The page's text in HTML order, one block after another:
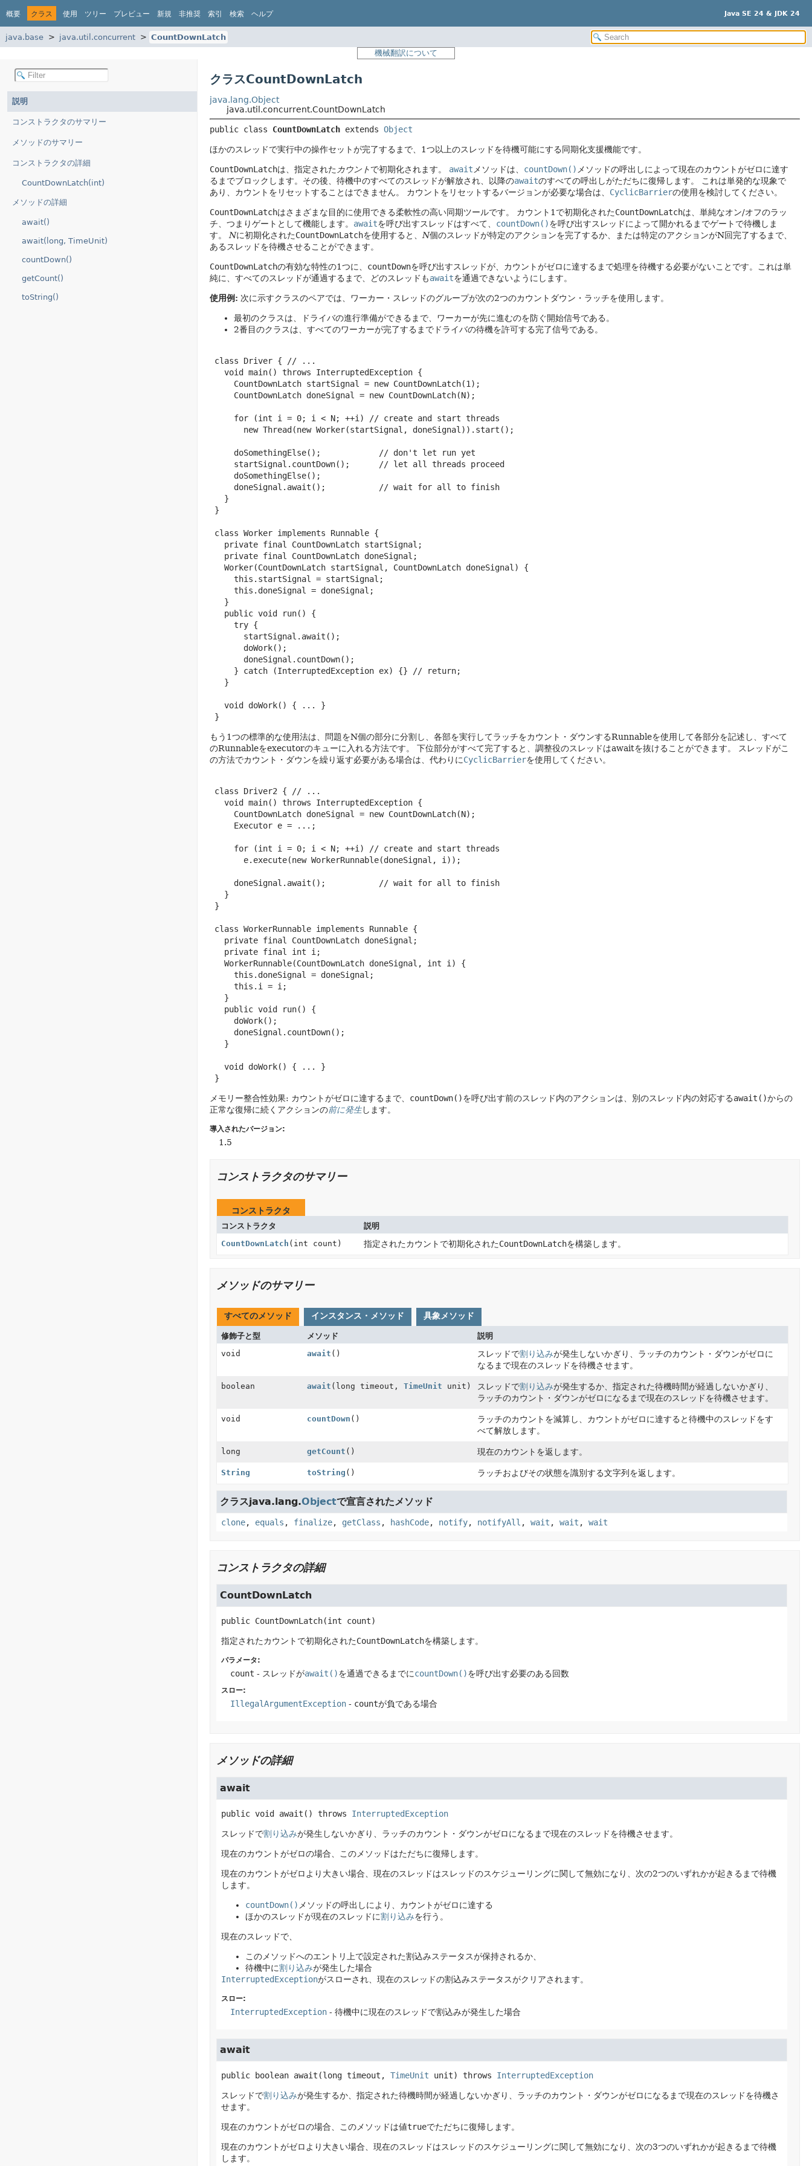
概要 クラス 使用 ツリー プレビュー 新規 非推奨 索引 検索 ヘルプ Java SE 24 & JDK 24
java.base java.util.concurrent
CountDownLatch
機械翻訳について
説明
コンストラクタのサマリー
メソッドのサマリー
コンストラクタの詳細
CountDownLatch(int)
メソッドの詳細
await()
await(long, TimeUnit)
countDown()
getCount()
toString()
クラスCountDownLatch
java.lang.Object
java.util.concurrent.CountDownLatch
public class CountDownLatch extends Object
ほかのスレッドで実行中の操作セットが完了するまで、1つ以上のスレッドを待機可能にする同期化支援機能です。
CountDownLatchは、指定された カウントで初期化されます。 await メソッドは、 countDown() メソッドの呼出しによって現在のカウントがゼロに達す
るまでブロックします。その後、待機中のすべてのスレッドが解放され、以降のawaitのすべての呼出しがただちに復帰します。
これは単発的な現象で
あり、カウントをリセットすることはできません。
カウントをリセットするバージョンが必要な場合は、 CyclicBarrierの使用を検討してください。
CountDownLatchはさまざまな目的に使用できる柔軟性の高い同期ツールです。 カウント1で初期化されたCountDownLatchは、単純なオン/オフのラッ
チ、つまりゲートとして機能します。 awaitを呼び出すスレッドはすべて、 countDown()を呼び出すスレッドによって開かれるまでゲートで待機しま
す。
Nに初期化されたCountDownLatchを使用すると、 N個のスレッドが特定のアクションを完了するか、または特定のアクションがN回完了するまで、
あるスレッドを待機させることができます。
CountDownLatchの有効な特性の1つに、 countDownを呼び出すスレッドが、カウントがゼロに達するまで処理を待機する必要がないことです。これは単
純に、すべてのスレッドが通過するまで、どのスレッドもawaitを通過できないようにします。
使用例: 次に示すクラスのペアでは、ワーカー・スレッドのグループが次の2つのカウントダウン・ラッチを使用します。
最初のクラスは、ドライバの進行準備ができるまで、ワーカーが先に進むのを防ぐ開始信号である。
2番目のクラスは、すべてのワーカーが完了するまでドライバの待機を許可する完了信号である。
class Driver { // ...
   void main() throws InterruptedException {
     CountDownLatch startSignal = new CountDownLatch(1);
     CountDownLatch doneSignal = new CountDownLatch(N);
     for (int i = 0; i < N; ++i) // create and start threads
       new Thread(new Worker(startSignal, doneSignal)).start();
     doSomethingElse();            // don't let run yet
     startSignal.countDown();      // let all threads proceed
     doSomethingElse();
     doneSignal.await();           // wait for all to finish
   }
}
class Worker implements Runnable {
   private final CountDownLatch startSignal;
   private final CountDownLatch doneSignal;
   Worker(CountDownLatch startSignal, CountDownLatch doneSignal) {
     this.startSignal = startSignal;
     this.doneSignal = doneSignal;
   }
   public void run() {
     try {
       startSignal.await();
       doWork();
       doneSignal.countDown();
     } catch (InterruptedException ex) {} // return;
   }
   void doWork() { ... }
}
もう1つの標準的な使用法は、問題をN個の部分に分割し、各部を実行してラッチをカウント・ダウンするRunnableを使用して各部分を記述し、すべて
のRunnableをexecutorのキューに入れる方法です。
下位部分がすべて完了すると、調整役のスレッドはawaitを抜けることができます。
スレッドがこ
の方法でカウント・ダウンを繰り返す必要がある場合は、代わりにCyclicBarrierを使用してください。
class Driver2 { // ...
   void main() throws InterruptedException {
     CountDownLatch doneSignal = new CountDownLatch(N);
     Executor e = ...;
     for (int i = 0; i < N; ++i) // create and start threads
       e.execute(new WorkerRunnable(doneSignal, i));
     doneSignal.await();           // wait for all to finish
   }
}
class WorkerRunnable implements Runnable {
   private final CountDownLatch doneSignal;
   private final int i;
   WorkerRunnable(CountDownLatch doneSignal, int i) {
     this.doneSignal = doneSignal;
     this.i = i;
   }
   public void run() {
     doWork();
     doneSignal.countDown();
   }
   void doWork() { ... }
}
メモリー整合性効果: カウントがゼロに達するまで、 countDown()を呼び出す前のスレッド内のアクションは、別のスレッド内の対応するawait()からの
正常な復帰に続くアクションの前に発生します。
導入されたバージョン:
1.5
コンストラクタのサマリー
コンストラクタ
コンストラクタ
説明
CountDownLatch (int count) 指定されたカウントで初期化されたCountDownLatchを構築します。
メソッドのサマリー
すべてのメソッド インスタンス・メソッド 具象メソッド
修飾子と型 メソッド
説明
void
await () スレッドで割り込みが発生しないかぎり、ラッチのカウント・ダウンがゼロに
なるまで現在のスレッドを待機させます。
boolean await (long timeout, TimeUnit unit) スレッドで割り込みが発生するか、指定された待機時間が経過しないかぎり、
ラッチのカウント・ダウンがゼロになるまで現在のスレッドを待機させます。
void countDown ()
ラッチのカウントを減算し、カウントがゼロに達すると待機中のスレッドをす
べて解放します。
long getCount () 現在のカウントを返します。
String toString () ラッチおよびその状態を識別する文字列を返します。
クラスjava.lang.Objectで宣言されたメソッド
clone, equals , finalize, getClass , hashCode, notify, notifyAll , wait , wait , wait
コンストラクタの詳細
CountDownLatch
public CountDownLatch(int count)
指定されたカウントで初期化されたCountDownLatchを構築します。
パラメータ:
count - スレッドがawait()を通過できるまでにcountDown()を呼び出す必要のある回数
スロー:
IllegalArgumentException- countが負である場合
メソッドの詳細
await
public void await () throws InterruptedException
スレッドで割り込みが発生しないかぎり、ラッチのカウント・ダウンがゼロになるまで現在のスレッドを待機させます。
現在のカウントがゼロの場合、このメソッドはただちに復帰します。
現在のカウントがゼロより大きい場合、現在のスレッドはスレッドのスケジューリングに関して無効になり、次の2つのいずれかが起きるまで待機
します。
countDown() メソッドの呼出しにより、カウントがゼロに達する
ほかのスレッドが現在のスレッドに割り込みを行う。
現在のスレッドで、
このメソッドへのエントリ上で設定された割込みステータスが保持されるか、
待機中に割り込みが発生した場合
InterruptedExceptionがスローされ、現在のスレッドの割込みステータスがクリアされます。
スロー:
InterruptedException- 待機中に現在のスレッドで割込みが発生した場合
await
public boolean await (long timeout, TimeUnit unit) throws InterruptedException
スレッドで割り込みが発生するか、指定された待機時間が経過しないかぎり、ラッチのカウント・ダウンがゼロになるまで現在のスレッドを待機さ
せます。
現在のカウントがゼロの場合、このメソッドは値trueでただちに復帰します。
現在のカウントがゼロより大きい場合、現在のスレッドはスレッドのスケジューリングに関して無効になり、次の3つのいずれかが起きるまで待機
します。